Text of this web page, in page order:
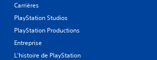
Carrières
PlayStation Studios
PlayStation Productions
Entreprise
L'histoire de PlayStation